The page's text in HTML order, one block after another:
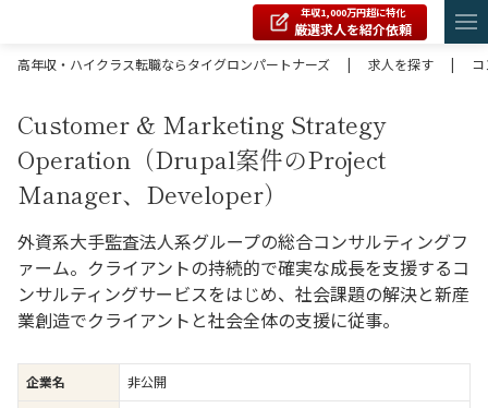
年収1,000万円超に特化
厳選求人を紹介依頼
高年収・ハイクラス転職ならタイグロンパートナーズ
| 求人を探す |
Customer & Marketing Strategy
Operation（Drupal案件のProject
Manager、Developer）
外資系大手監査法人系グループの総合コンサルティングフ
ァーム。クライアントの持続的で確実な成長を支援するコ
ンサルティングサービスをはじめ、社会課題の解決と新産
業創造でクライアントと社会全体の支援に従事。
企業名
非公開